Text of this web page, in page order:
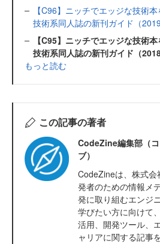
【C96】ニッチでエッジな技術
技術系同人誌の新刊ガイド（
【C95】ニッチでエッジな技術
技術系同人誌の新刊ガイド（
もっと読む
この記事の著者
CodeZine編集部（
ブ）
CodeZineは、株式
発者のための情報メ
発に取り組むエンジ
学びたい方に向けて
活用、開発ツール、
ャリアに関する記事